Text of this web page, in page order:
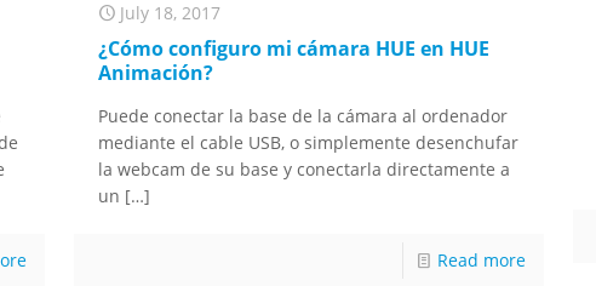
July 18, 2017
¿Cómo configuro mi cámara HUE en HUE
Animación?
Puede conectar la base de la cámara al ordenador
mediante el cable USB, o simplemente desenchufar
la webcam de su base y conectarla directamente a
un […]
Read more